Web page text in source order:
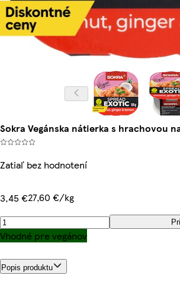
Sokra Vegánska nátierka s hrachovou
Zatiaľ bez hodnotení
3,45 €27,60 €/kg
Vhodné pre vegánov
Popis produktu